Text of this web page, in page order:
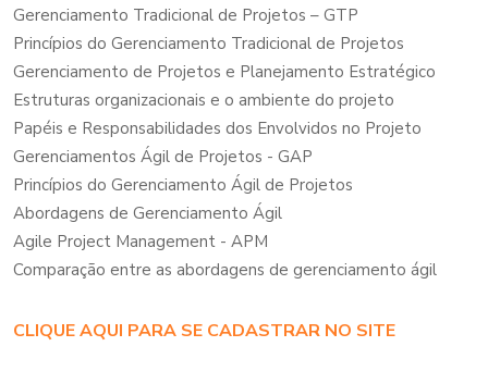
Gerenciamento Tradicional de Projetos – GTP
Princípios do Gerenciamento Tradicional de Projetos
Gerenciamento de Projetos e Planejamento Estratégico
Estruturas organizacionais e o ambiente do projeto
Papéis e Responsabilidades dos Envolvidos no Projeto
Gerenciamentos Ágil de Projetos - GAP
Princípios do Gerenciamento Ágil de Projetos
Abordagens de Gerenciamento Ágil
Agile Project Management - APM
Comparação entre as abordagens de gerenciamento ágil
CLIQUE AQUI PARA SE CADASTRAR NO SITE